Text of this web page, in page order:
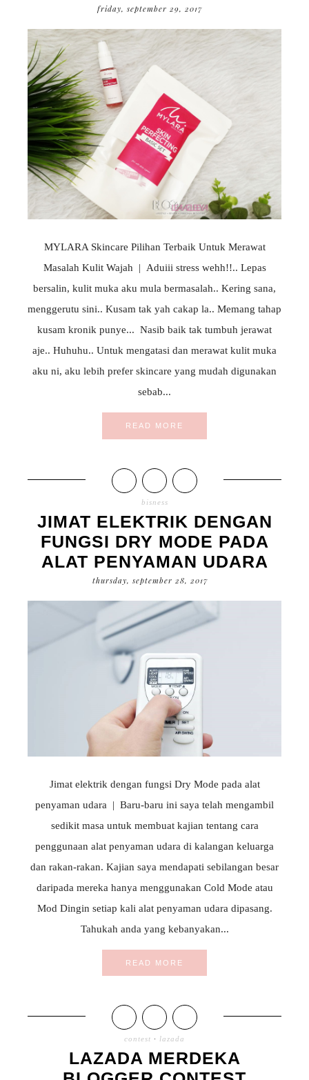
friday, september 29, 2017
MYLARA Skincare Pilihan Terbaik Untuk Merawat
Masalah Kulit Wajah | Aduiii stress wehh!!.. Lepas
bersalin, kulit muka aku mula bermasalah.. Kering sana,
menggerutu sini.. Kusam tak yah cakap la.. Memang tahap
kusam kronik punye... Nasib baik tak tumbuh jerawat
aje.. Huhuhu.. Untuk mengatasi dan merawat kulit muka
aku ni, aku lebih prefer skincare yang mudah digunakan
sebab...
READ MORE
bisness
JIMAT ELEKTRIK DENGAN
FUNGSI DRY MODE PADA
ALAT PENYAMAN UDARA
thursday, september 28, 2017
Jimat elektrik dengan fungsi Dry Mode pada alat
penyaman udara | Baru-baru ini saya telah mengambil
sedikit masa untuk membuat kajian tentang cara
penggunaan alat penyaman udara di kalangan keluarga
dan rakan-rakan. Kajian saya mendapati sebilangan besar
daripada mereka hanya menggunakan Cold Mode atau
Mod Dingin setiap kali alat penyaman udara dipasang.
Tahukah anda yang kebanyakan...
READ MORE
contest · lazada
LAZADA MERDEKA